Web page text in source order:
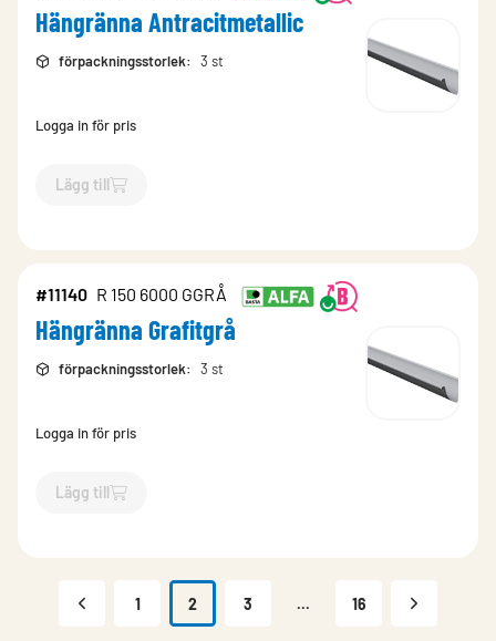
Hängränna Antracitmetallic
förpackningsstorlek: 3 st
Logga in för pris
Lägg till
`$Lägg till
#11140 R 150 6000 GGRÅ
Hängränna Grafitgrå
förpackningsstorlek: 3 st
Logga in för pris
Lägg till
`$Lägg till
1 2 3 ... 16